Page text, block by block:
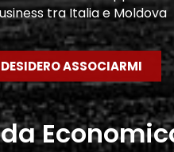
tra Italia e Moldova
DESIDERO ASSOCIARMI